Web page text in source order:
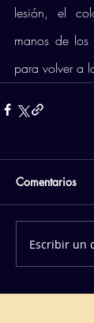
lesión, el
manos de
para volver a
Comentarios
Escribir un